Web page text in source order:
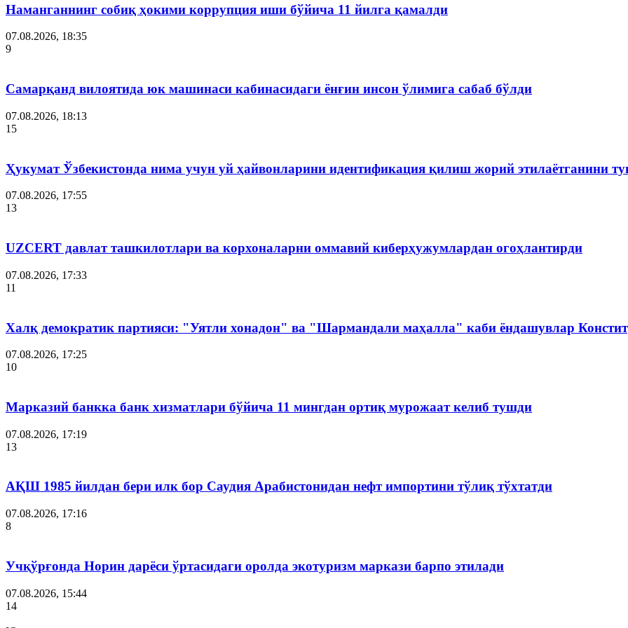
Наманганнинг собиқ ҳокими коррупция иши бўйича 11 йилга қамалди
07.08.2026, 18:35
9
Самарқанд вилоятида юк машинаси кабинасидаги ёнғин инсон ўлимига сабаб бўлди
07.08.2026, 18:13
15
Ҳукумат Ўзбекистонда нима учун уй ҳайвонларини идентификация қилиш жорий этилаётганини
07.08.2026, 17:55
13
UZCERT давлат ташкилотлари ва корхоналарни оммавий киберҳужумлардан огоҳлантирди
07.08.2026, 17:33
11
Халқ демократик партияси: "Уятли хонадон" ва "Шармандали маҳалла" каби ёндашувлар
07.08.2026, 17:25
10
Марказий банкка банк хизматлари бўйича 11 мингдан ортиқ мурожаат келиб тушди
07.08.2026, 17:19
13
АҚШ 1985 йилдан бери илк бор Саудия Арабистонидан нефт импортини тўлиқ тўхтатди
07.08.2026, 17:16
8
Учқўрғонда Норин дарёси ўртасидаги оролда экотуризм маркази барпо этилади
07.08.2026, 15:44
14